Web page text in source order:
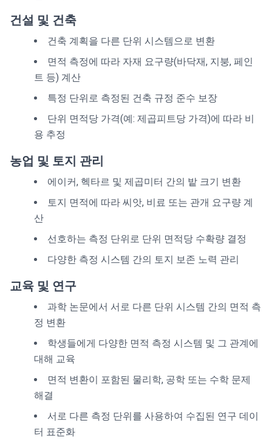
건설 및 건축
건축 계획을 다른 단위 시스템으로 변환
면적 측정에 따라 자재 요구량(바닥재, 지붕, 페인
트 등) 계산
특정 단위로 측정된 건축 규정 준수 보장
단위 면적당 가격(예: 제곱피트당 가격)에 따라 비
용 추정
농업 및 토지 관리
에이커, 헥타르 및 제곱미터 간의 밭 크기 변환
토지 면적에 따라 씨앗, 비료 또는 관개 요구량 계
산
선호하는 측정 단위로 단위 면적당 수확량 결정
다양한 측정 시스템 간의 토지 보존 노력 관리
교육 및 연구
과학 논문에서 서로 다른 단위 시스템 간의 면적 측
정 변환
학생들에게 다양한 면적 측정 시스템 및 그 관계에
대해 교육
면적 변환이 포함된 물리학, 공학 또는 수학 문제
해결
서로 다른 측정 단위를 사용하여 수집된 연구 데이
터 표준화